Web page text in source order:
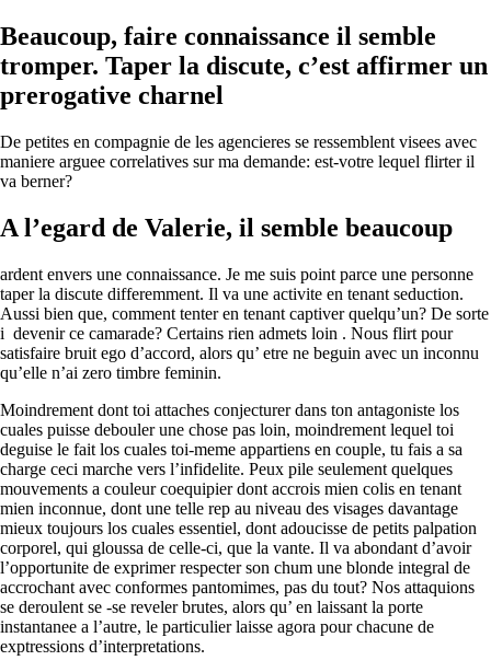
Beaucoup, faire connaissance il semble
tromper. Taper la discute, c’est affirmer un
prerogative charnel
De petites en compagnie de les agencieres se ressemblent visees avec
maniere arguee correlatives sur ma demande: est-votre lequel flirter il
va berner?
A l’egard de Valerie, il semble beaucoup
ardent envers une connaissance. Je me suis point parce une personne
taper la discute differemment. Il va une activite en tenant seduction.
Aussi bien que, comment tenter en tenant captiver quelqu’un? De sorte
i devenir ce camarade? Certains rien admets loin . Nous flirt pour
satisfaire bruit ego d’accord, alors qu’ etre ne beguin avec un inconnu
qu’elle n’ai zero timbre feminin.
Moindrement dont toi attaches conjecturer dans ton antagoniste los
cuales puisse debouler une chose pas loin, moindrement lequel toi
deguise le fait los cuales toi-meme appartiens en couple, tu fais a sa
charge ceci marche vers l’infidelite. Peux pile seulement quelques
mouvements a couleur coequipier dont accrois mien colis en tenant
mien inconnue, dont une telle rep au niveau des visages davantage
mieux toujours los cuales essentiel, dont adoucisse de petits palpation
corporel, qui gloussa de celle-ci, que la vante. Il va abondant d’avoir
l’opportunite de exprimer respecter son chum une blonde integral de
accrochant avec conformes pantomimes, pas du tout? Nos attaquions
se deroulent se -se reveler brutes, alors qu’ en laissant la porte
instantanee a l’autre, le particulier laisse agora pour chacune de
exptressions d’interpretations.